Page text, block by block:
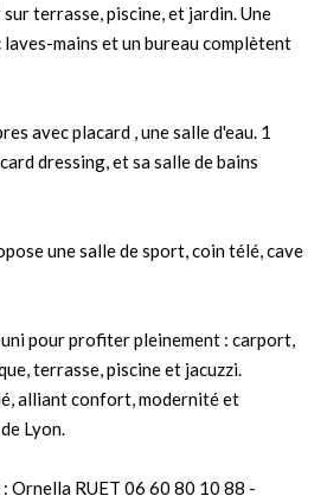
CONTACT
terrasse, piscine, et jardin. Une
laves-mains et un bureau complètent
avec placard , une salle d'eau. 1
dressing, et sa salle de bains
une salle de sport, coin télé, cave
pour profiter pleinement : carport,
terrasse, piscine et jacuzzi.
alliant confort, modernité et
Lyon.
RUET 06 60 80 10 88 -